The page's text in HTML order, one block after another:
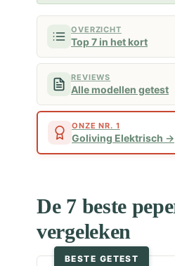
OVERZICHT
Top 7 in het kort
REVIEWS
Alle modellen getest
ONZE NR. 1
Goliving Elektrisch
De 7 beste
vergeleken
BESTE GETEST